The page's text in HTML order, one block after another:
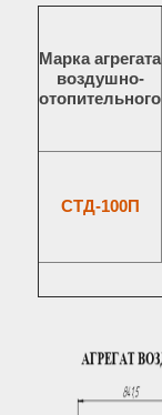
Марка агрегата
воздушно-
отопительного
СТД-100П